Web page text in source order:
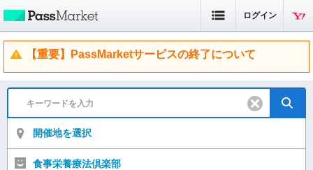
ログイン
【重要】PassMarketサービスの終了について
開催地を選択
食事栄養療法倶楽部